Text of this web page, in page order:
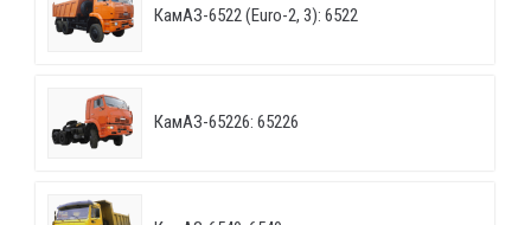
КамАЗ-6522 (Euro-2, 3): 6522
КамАЗ-65226: 65226